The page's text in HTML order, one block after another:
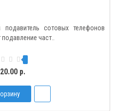
сотовых телефонов
част..
р.